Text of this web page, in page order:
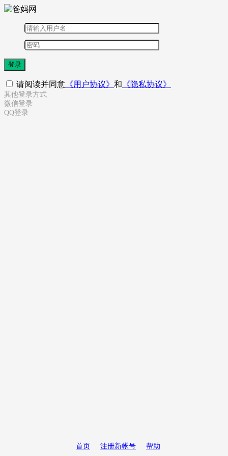
登录
请阅读并同意 《用户协议》 和 《隐私协议》
其他登录方式
微信登录
QQ登录
首页 注册新帐号 帮助